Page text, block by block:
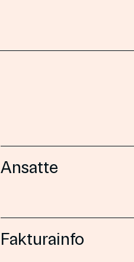
Ansatte
Fakturainfo